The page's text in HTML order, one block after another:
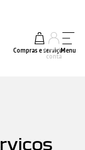
Compras e serviços
A minha
conta
Menu